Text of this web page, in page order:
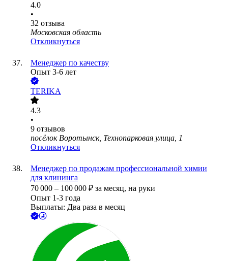
4.0
•
32 отзыва
Московская область
Откликнуться
Менеджер по качеству
Опыт 3-6 лет
TERIKA
4.3
•
9 отзывов
посёлок Воротынск, Технопарковая улица, 1
Откликнуться
Менеджер по продажам профессиональной химии
для клининга
70 000 – 100 000 ₽ за месяц, на руки
Опыт 1-3 года
Выплаты: Два раза в месяц